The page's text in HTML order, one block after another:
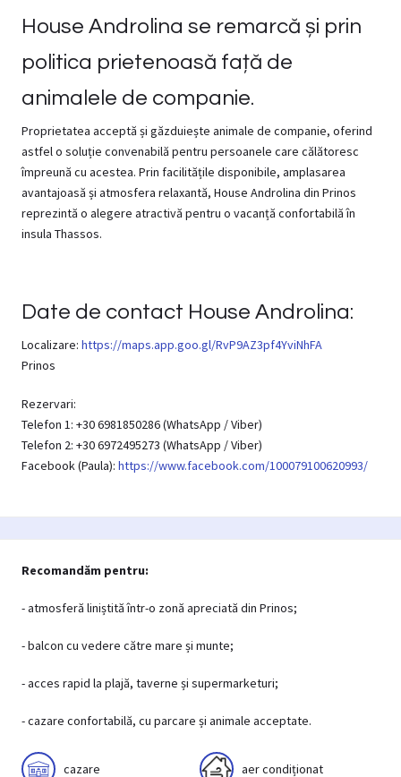
House Androlina se remarcă și prin
politica prietenoasă față de
animalele de companie.
Proprietatea acceptă și găzduiește animale de companie, oferind
astfel o soluție convenabilă pentru persoanele care călătoresc
împreună cu acestea. Prin facilitățile disponibile, amplasarea
avantajoasă și atmosfera relaxantă, House Androlina din Prinos
reprezintă o alegere atractivă pentru o vacanță confortabilă în
insula Thassos.
Date de contact House Androlina:
Localizare: https://maps.app.goo.gl/RvP9AZ3pf4YviNhFA
Prinos
Rezervari:
Telefon 1: +30 6981850286 (WhatsApp / Viber)
Telefon 2: +30 6972495273 (WhatsApp / Viber)
Facebook (Paula): https://www.facebook.com/100079100620993/
Recomandăm pentru:
- atmosferă liniștită într-o zonă apreciată din Prinos;
- balcon cu vedere către mare și munte;
- acces rapid la plajă, taverne și supermarketuri;
- cazare confortabilă, cu parcare și animale acceptate.
cazare aer condiționat